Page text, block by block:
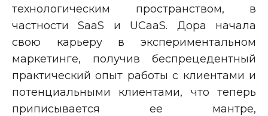
технологическим пространством, в
частности SaaS и UCaaS. Дора начала
свою карьеру в экспериментальном
маркетинге, получив беспрецедентный
практический опыт работы с клиентами и
потенциальными клиентами, что теперь
приписывается ее мантре,